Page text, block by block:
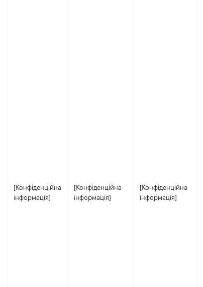
[Конфіденційна
інформація]
[Конфіденційна
інформація]
[Конфіденційна
інформація]